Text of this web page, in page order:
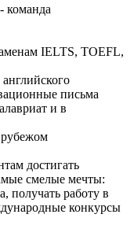
- команда
IELTS, TOEFL,
письма
и в
достигать
смелые мечты:
получать работу в
конкурсы